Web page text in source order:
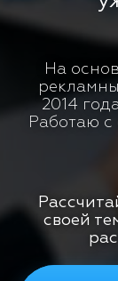
На
2014
Работаю
своей